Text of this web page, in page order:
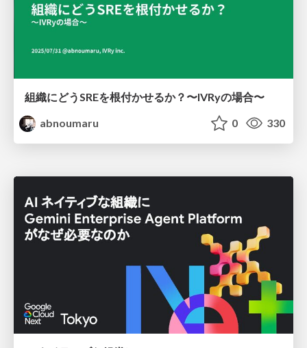
組織にどうSREを根付かせるか？〜IVRyの場合〜
abnoumaru
0 330